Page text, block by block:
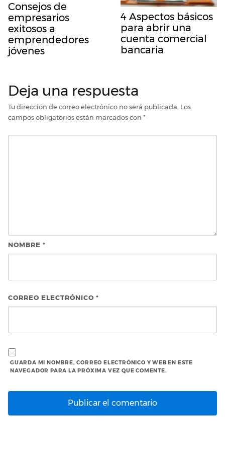
Consejos de
empresarios
exitosos a
emprendedores
jóvenes
4 Aspectos básicos
para abrir una
cuenta comercial
bancaria
Deja una respuesta
Tu dirección de correo electrónico no será publicada. Los
campos obligatorios están marcados con *
NOMBRE *
CORREO ELECTRÓNICO *
GUARDA MI NOMBRE, CORREO ELECTRÓNICO Y WEB EN ESTE
NAVEGADOR PARA LA PRÓXIMA VEZ QUE COMENTE.